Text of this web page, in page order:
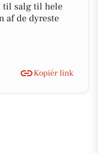
til salg til hele
af de dyreste
Kopiér link